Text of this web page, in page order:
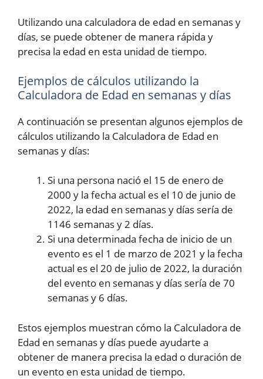
Utilizando una calculadora de edad en semanas y
días, se puede obtener de manera rápida y
precisa la edad en esta unidad de tiempo.
Ejemplos de cálculos utilizando la
Calculadora de Edad en semanas y días
A continuación se presentan algunos ejemplos de
cálculos utilizando la Calculadora de Edad en
semanas y días:
Si una persona nació el 15 de enero de
2000 y la fecha actual es el 10 de junio de
2022, la edad en semanas y días sería de
1146 semanas y 2 días.
Si una determinada fecha de inicio de un
evento es el 1 de marzo de 2021 y la fecha
actual es el 20 de julio de 2022, la duración
del evento en semanas y días sería de 70
semanas y 6 días.
Estos ejemplos muestran cómo la Calculadora de
Edad en semanas y días puede ayudarte a
obtener de manera precisa la edad o duración de
un evento en esta unidad de tiempo.